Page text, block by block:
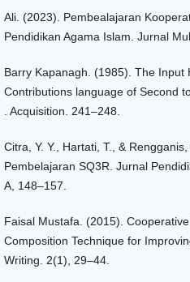
Ali. (2023). Pembealajaran
Pendidikan Agama Islam. Jurnal
Barry Kapanagh. (1985). The Input
Contributions language of Second
. Acquisition. 241–248.
Citra, Y. Y., Hartati, T., &
Pembelajaran SQ3R. Jurnal
A, 148–157.
Faisal Mustafa. (2015).
Composition Technique for
Writing. 2(1), 29–44.